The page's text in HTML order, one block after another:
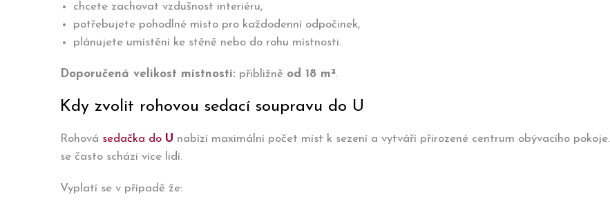
chcete zachovat vzdušnost interiéru,
potřebujete pohodlné místo pro každodenní odpočinek,
plánujete umístění ke stěně nebo do rohu místnosti.
Doporučená velikost místnosti: přibližně od 18 m².
Kdy zvolit rohovou sedací soupravu do U
Rohová sedačka do U nabízí maximální počet míst k sezení a vytváří přirozené centrum obývacího
se často schází více lidí.
Vyplatí se v případě že: